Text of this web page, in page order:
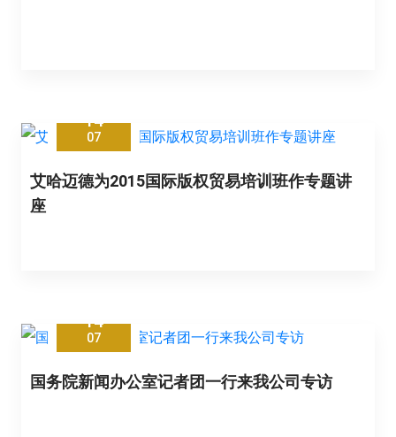
14
07
艾哈迈德为2015国际版权贸易培训班作专题讲
座
14
07
国务院新闻办公室记者团一行来我公司专访